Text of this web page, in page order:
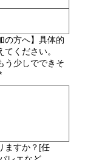
の方へ】具体的
てください。
う少しでできそ
ますか？[任